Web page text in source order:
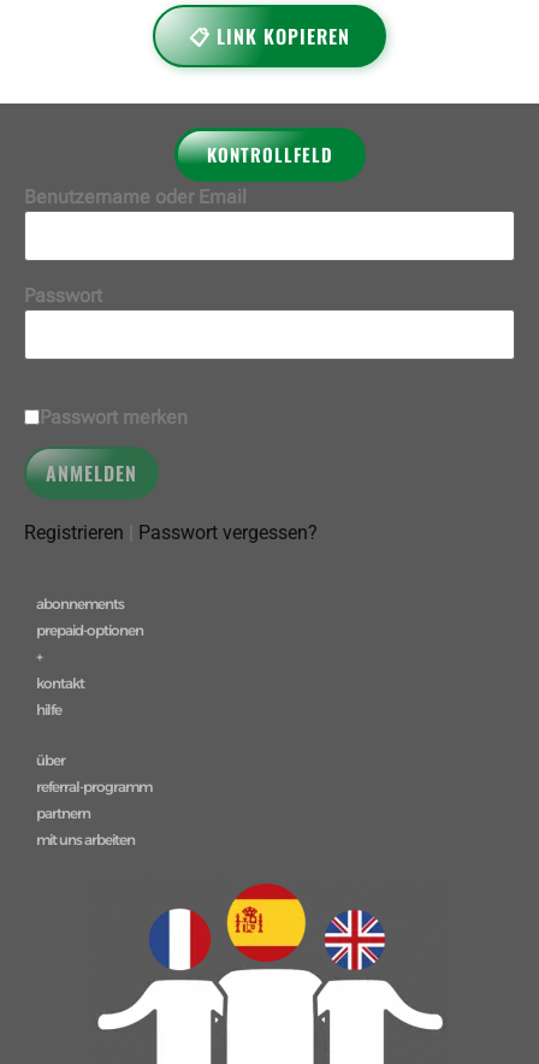
📋 LINK KOPIEREN
KONTROLLFELD
Benutzername oder Email
Passwort
Passwort merken
Registrieren Passwort vergessen?
abonnements
prepaid-optionen
+
kontakt
hilfe
über
referral-programm
partnern
mit uns arbeiten